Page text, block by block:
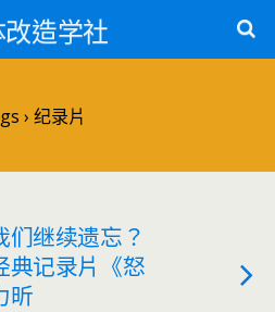
造学社
› 纪录片
继续遗忘？
记录片《怒
昕